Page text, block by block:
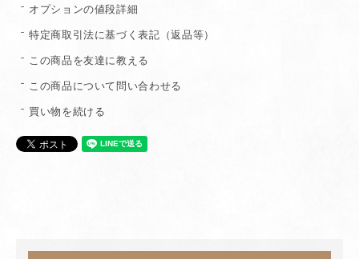
オプションの値段詳細
特定商取引法に基づく表記（返品等）
この商品を友達に教える
この商品について問い合わせる
買い物を続ける